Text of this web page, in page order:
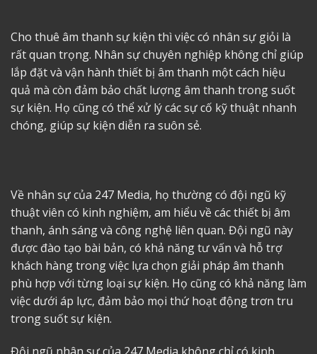
Cho thuê âm thanh sự kiện thì việc có nhân sự giỏi là
rất quan trọng. Nhân sự chuyên nghiệp không chỉ giúp
lắp đặt và vận hành thiết bị âm thanh một cách hiệu
quả mà còn đảm bảo chất lượng âm thanh trong suốt
sự kiện. Họ cũng có thể xử lý các sự cố kỹ thuật nhanh
chóng, giúp sự kiện diễn ra suôn sẻ.
Về nhân sự của 247 Media, họ thường có đội ngũ kỹ
thuật viên có kinh nghiệm, am hiểu về các thiết bị âm
thanh, ánh sáng và công nghệ liên quan. Đội ngũ này
được đào tạo bài bản, có khả năng tư vấn và hỗ trợ
khách hàng trong việc lựa chọn giải pháp âm thanh
phù hợp với từng loại sự kiện. Họ cũng có khả năng làm
việc dưới áp lực, đảm bảo mọi thứ hoạt động trơn tru
trong suốt sự kiện.